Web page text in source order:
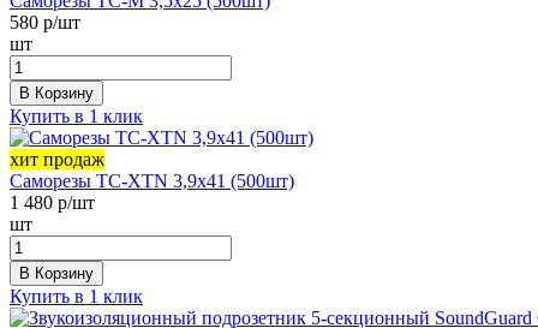
580 р/шт
шт
В Корзину
Купить в 1 клик
хит продаж
Саморезы ТС-XTN 3,9х41 (500шт)
1 480 р/шт
шт
В Корзину
Купить в 1 клик